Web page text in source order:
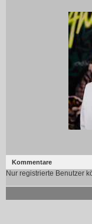
Kommentare
Nur registrierte Benutzer